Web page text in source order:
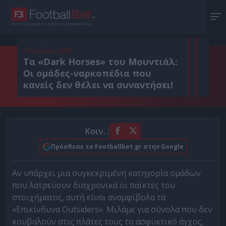
Με την υπογραφή του Χρήστου Σωτηρακόπουλου
10 Ιουνίου 2026
Τα «Dark Horses» του Μουντιάλ:
Οι ομάδες-ναρκοπέδια που
κανείς δεν θέλει να συναντήσει!
Κοιν. :
Πρόσθεσε το Footballbet.gr στην Google
Αν υπάρχει μια συγκεκριμένη κατηγορία ομάδων
που λατρεύουν διαχρονικά οι παίκτες του
στοιχήματος, αυτή είναι αναμφίβολα τα
«Επικίνδυνα Outsiders». Μιλάμε για σύνολα που δεν
κουβαλούν στις πλάτες τους το ασφυκτικό άγχος,